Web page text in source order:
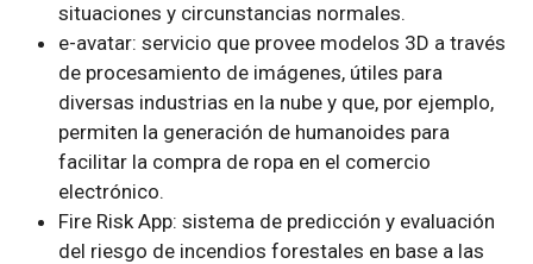
situaciones y circunstancias normales.
e-avatar: servicio que provee modelos 3D a través
de procesamiento de imágenes, útiles para
diversas industrias en la nube y que, por ejemplo,
permiten la generación de humanoides para
facilitar la compra de ropa en el comercio
electrónico.
Fire Risk App: sistema de predicción y evaluación
del riesgo de incendios forestales en base a las